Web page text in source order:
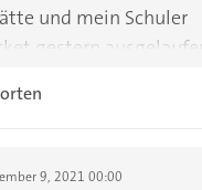
und mein Schuler
gestern
wie ich die 60€
ich auch noch Angst
9, 2021 00:00